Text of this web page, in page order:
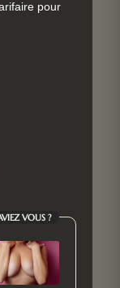
pour
VOUS ?